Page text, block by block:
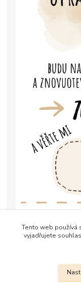
Tento web používá
vyjadřujete